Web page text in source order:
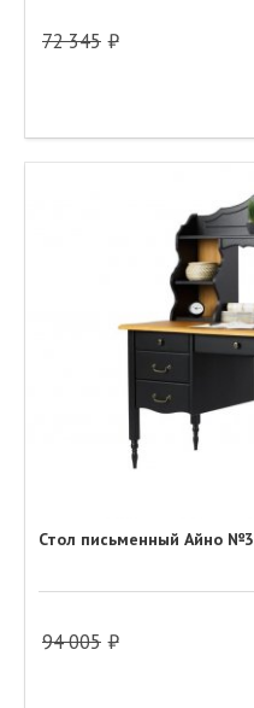
72 345
Стол письменный Айно №3
94 005